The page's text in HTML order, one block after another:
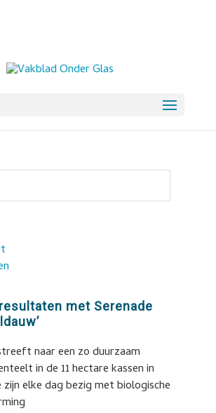
met Serenade
naar een zo duurzaam
in de 11 hectare kassen in
zijn elke dag bezig met biologische